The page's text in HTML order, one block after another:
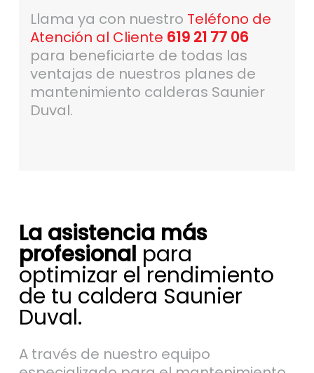
Llama ya con nuestro Teléfono de
Atención al Cliente 619 21 77 06
para beneficiarte de todas las
ventajas de nuestros planes de
mantenimiento calderas Saunier
Duval.
La asistencia más
profesional para
optimizar el rendimiento
de tu caldera Saunier
Duval.
A través de nuestro equipo